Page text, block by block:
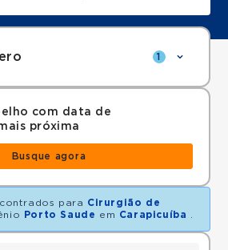
1
com data de
próxima
Busque agora
para Cirurgião de
Porto Saude em Carapicuíba